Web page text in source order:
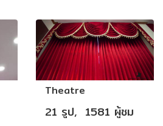
Theatre
21 รูป, 1581 ผู้ชม